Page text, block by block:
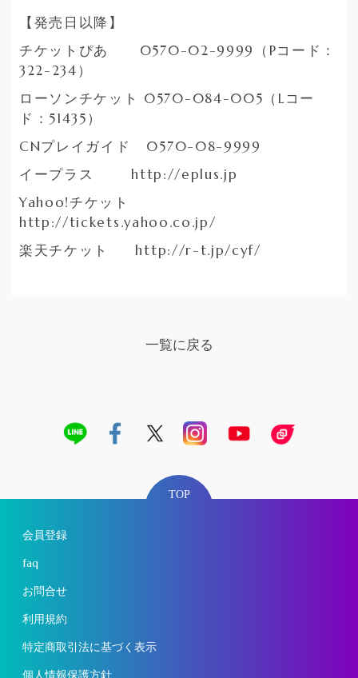
【発売日以降】
チケットぴあ 0570-02-9999（Pコード：
322-234）
ローソンチケット 0570-084-005（Lコー
ド：51435）
CNプレイガイド 0570-08-9999
イープラス http://eplus.jp
Yahoo!チケット
http://tickets.yahoo.co.jp/
楽天チケット http://r-t.jp/cyf/
一覧に戻る
TOP
会員登録
faq
お問合せ
利用規約
特定商取引法に基づく表示
個人情報保護方針